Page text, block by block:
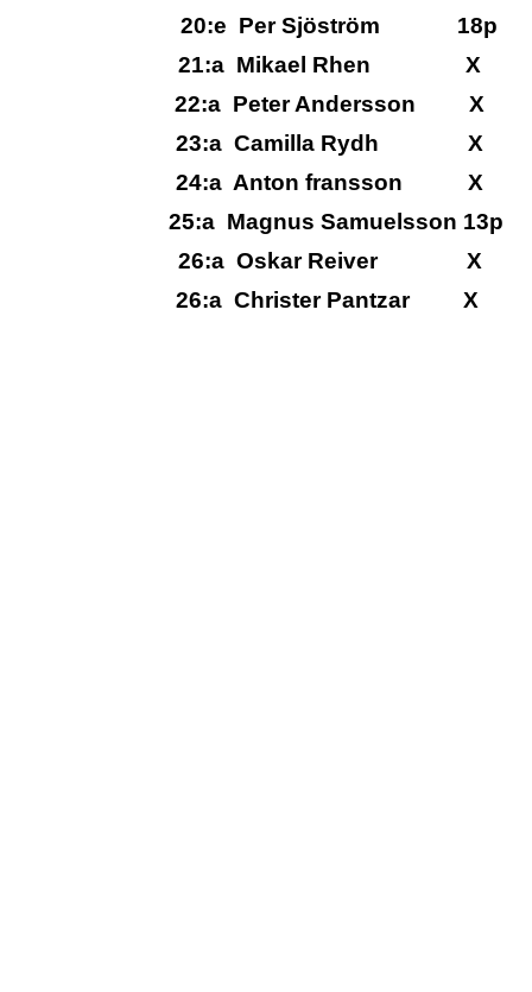
20:e Per
21:a Mikael
22:a Peter
23:a Camilla
24:a Anton
25:a Magnus
26:a Oskar
26:a Christer